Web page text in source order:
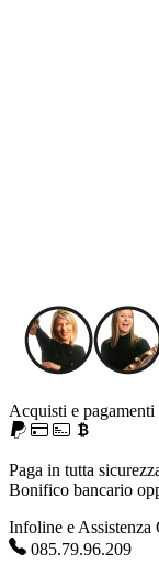
Acquisti e pagamenti
Paga in tutta
Bonifico bancario
Infoline e Assistenza
085.79.96.209